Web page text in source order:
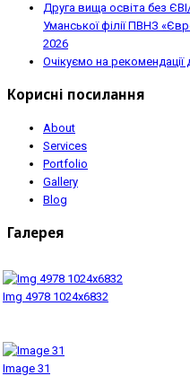
Друга вища освіта без
Уманської філії ПВНЗ
2026
Очікуємо на рекомендації
Корисні посилання
About
Services
Portfolio
Gallery
Blog
Галерея
Img 4978 1024x6832
Image 31